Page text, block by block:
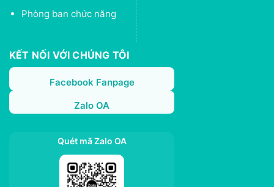
Phòng ban chức năng
KẾT NỐI VỚI CHÚNG TÔI
Facebook Fanpage
Zalo OA
Quét mã Zalo OA